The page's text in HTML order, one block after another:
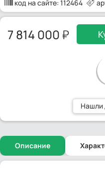
код на сайте: 112464
7 814 000
Нашли
Описание